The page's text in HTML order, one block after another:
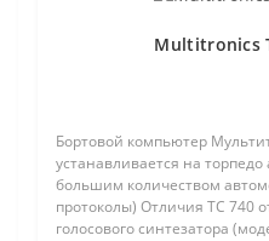
Multitronics
Бортовой компьютер
устанавливается на
большим количеством
протоколы) Отличия TC 740
голосового синтезатора